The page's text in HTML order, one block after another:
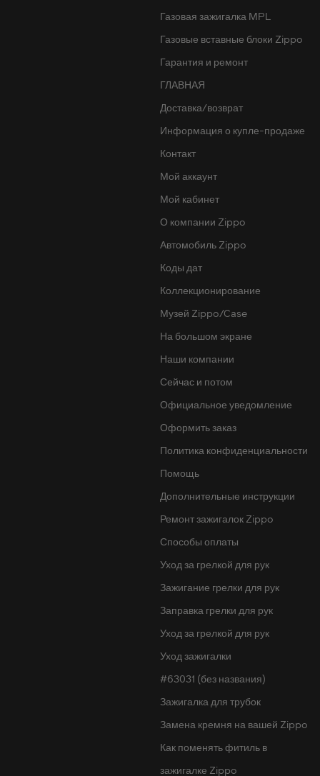
Газовая зажигалка MPL
Газовые вставные блоки Zippo
Гарантия и ремонт
ГЛАВНАЯ
Доставка/возврат
Информация о купле-продаже
Контакт
Мой аккаунт
Мой кабинет
О компании Zippo
Автомобиль Zippo
Коды дат
Коллекционирование
Музей Zippo/Case
На большом экране
Наши компании
Сейчас и потом
Официальное уведомление
Оформить заказ
Политика конфиденциальности
Помощь
Дополнительные инструкции
Ремонт зажигалок Zippo
Способы оплаты
Уход за грелкой для рук
Зажигание грелки для рук
Заправка грелки для рук
Уход за грелкой для рук
Уход зажигалки
#63031 (без названия)
Зажигалка для трубок
Замена кремня на вашей Zippo
Как поменять фитиль в
зажигалке Zippo